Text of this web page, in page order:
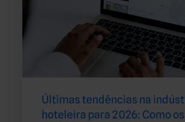
Últimas tendências na
hoteleira para 2026: Como os